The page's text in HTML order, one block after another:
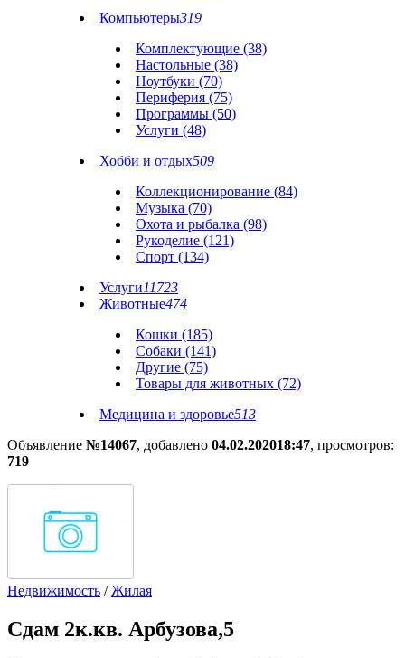
Компьютеры319
Комплектующие (38)
Настольные (38)
Ноутбуки (70)
Периферия (75)
Программы (50)
Услуги (48)
Хобби и отдых509
Коллекционирование (84)
Музыка (70)
Охота и рыбалка (98)
Рукоделие (121)
Спорт (134)
Услуги11723
Животные474
Кошки (185)
Собаки (141)
Другие (75)
Товары для животных (72)
Медицина и здоровье513
Объявление №14067, добавлено 04.02.202018:47, просмотров:
719
Недвижимость /Жилая
Сдам 2к.кв. Арбузова,5